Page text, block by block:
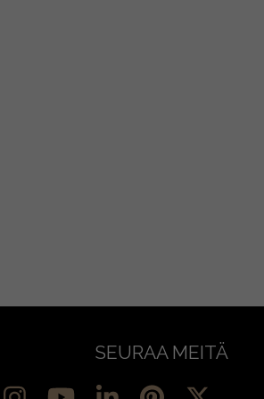
SEURAA MEITÄ